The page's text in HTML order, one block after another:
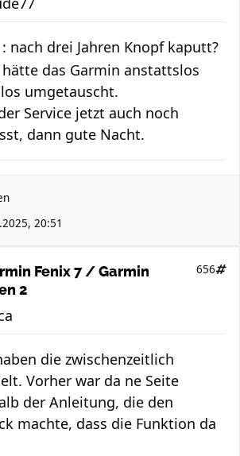
: nach drei Jahren Knopf kaputt?
hätte das Garmin anstattslos
umgetauscht.
Service jetzt auch noch
dann gute Nacht.
20:51
Fenix 7 / Garmin
2
656
die zwischenzeitlich
Vorher war da ne Seite
der Anleitung, die den
machte, dass die Funktion da